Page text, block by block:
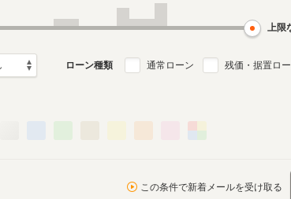
2011年10月～2019年7月
生産モデル
生産モデル
上限
ローン種類 通常ローン 残価・据置ロ
この条件で新着メールを受け取る